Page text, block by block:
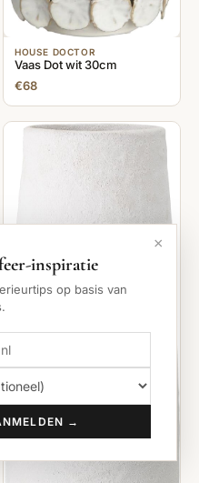
HOUSE DOCTOR
Vaas Dot wit 30cm
€68
×
inspiratie
op basis van
→